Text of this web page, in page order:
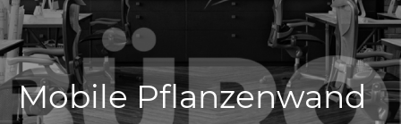
Mobile Pflanzenwand